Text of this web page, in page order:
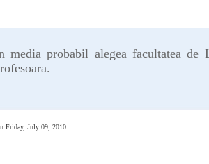
media probabil alegea facultatea de
Friday, July 09, 2010